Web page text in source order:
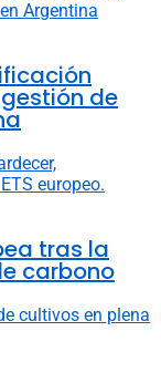
de
tras la
carbono